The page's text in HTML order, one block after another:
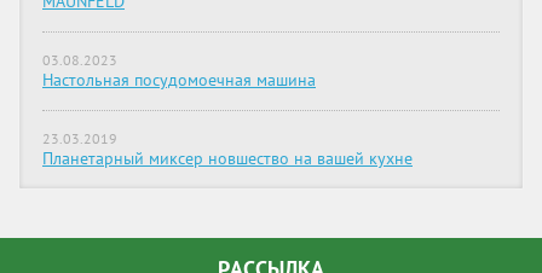
03.08.2023
Настольная посудомоечная машина
23.03.2019
Планетарный миксер новшество на вашей кухне